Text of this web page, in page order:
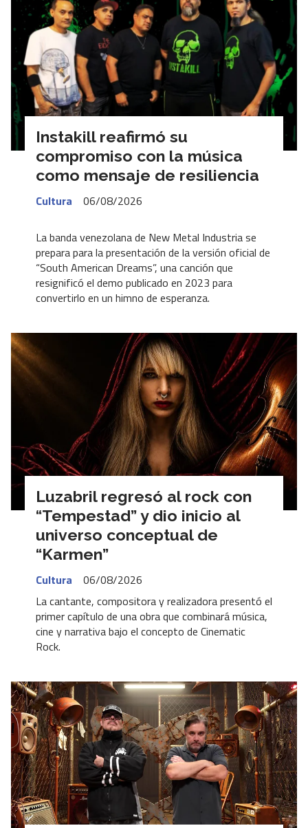
Instakill reafirmó su
compromiso con la música
como mensaje de resiliencia
Cultura 06/08/2026
La banda venezolana de New Metal Industria se
prepara para la presentación de la versión oficial de
“South American Dreams”, una canción que
resignificó el demo publicado en 2023 para
convertirlo en un himno de esperanza.
Luzabril regresó al rock con
“Tempestad” y dio inicio al
universo conceptual de
“Karmen”
Cultura
06/08/2026
La cantante, compositora y realizadora presentó el
primer capítulo de una obra que combinará música,
cine y narrativa bajo el concepto de Cinematic
Rock.